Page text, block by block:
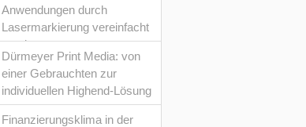
Anwendungen durch
Lasermarkierung vereinfacht
werden
Dürmeyer Print Media: von
einer Gebrauchten zur
individuellen Highend-Lösung
Finanzierungsklima in der